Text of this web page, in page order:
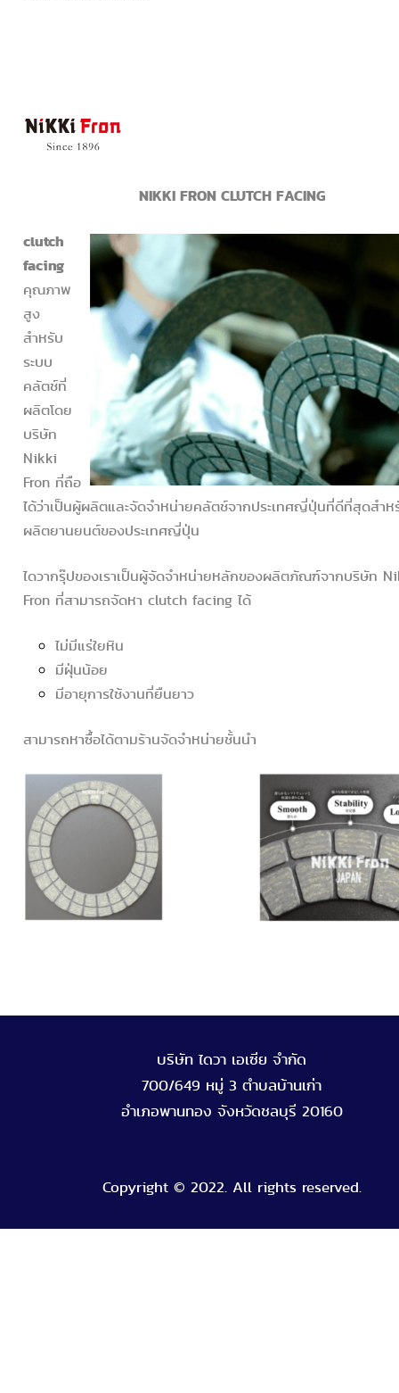
NIKKI FRON CLUTCH FACING
clutch
facing
คุณภาพ
สูง
สำหรับ
ระบบ
คลัตช์ที่
ผลิตโดย
บริษัท
Nikki
Fron ที่ถือ
ได้ว่าเป็นผู้ผลิตและจัดจำหน่ายคลัตช์จากประเทศญี่ปุ่นที่ดีที่สุดสำ
ผลิตยานยนต์ของประเทศญี่ปุ่น
ไดวากรุ๊ปของเราเป็นผู้จัดจำหน่ายหลักของผลิตภัณฑ์จากบริษัท
Fron ที่สามารถจัดหา clutch facing ได้
ไม่มีแร่ใยหิน
มีฝุ่นน้อย
มีอายุการใช้งานที่ยืนยาว
สามารถหาซื้อได้ตามร้านจัดจำหน่ายชั้นนำ
บริษัท ไดวา เอเซีย จำกัด
700/649 หมู่ 3 ตำบลบ้านเก่า
อำเภอพานทอง จังหวัดชลบุรี 20160
Copyright © 2022. All rights reserved.